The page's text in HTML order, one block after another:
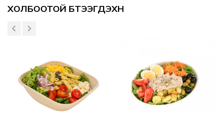
Үзүүлэлтүүд
ХОЛБООТОЙ БҮТЭЭГДЭХҮҮН